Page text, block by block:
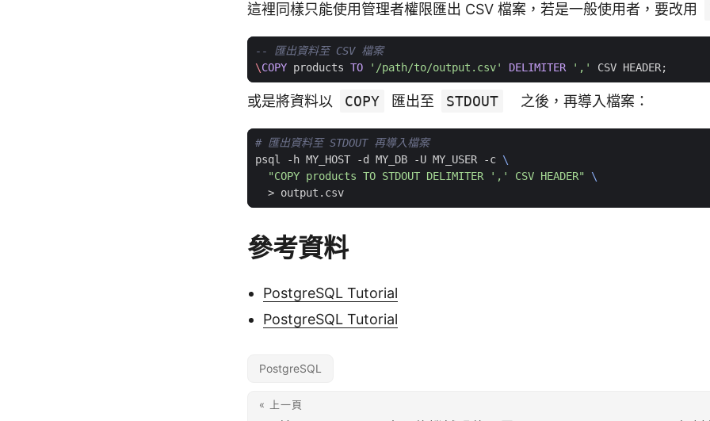
這裡同樣只能使用管理者權限匯出 CSV 檔案，若是一般使用者，要改用
\COPY products TO '/path/to/output.csv' DELIMITER ',' CSV HEADER;
或是將資料以 COPY 匯出至 STDOUT 之後，再導入檔案：
# 匯出資料至 STDOUT 再導入檔案
psql -h MY_HOST -d MY_DB -U MY_USER -c
"COPY products TO STDOUT DELIMITER ',' CSV HEADER"
參考資料
PostgreSQL Tutorial
PostgreSQL Tutorial
PostgreSQL
« 上一頁